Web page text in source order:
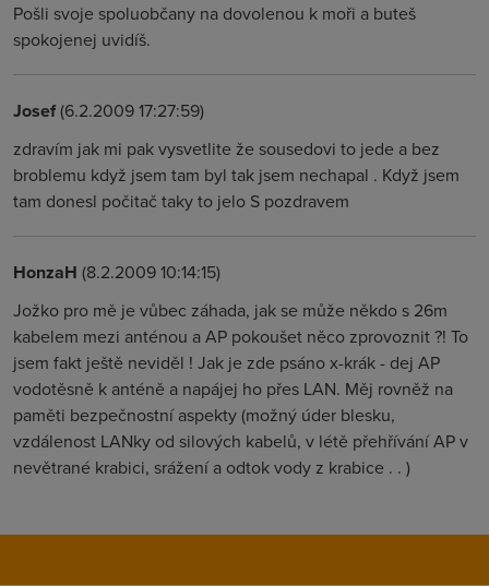
Pošli svoje spoluobčany na dovolenou k moři a buteš
spokojenej uvidíš.
Josef(6.2.2009 17:27:59)
zdravím jak mi pak vysvetlite že sousedovi to jede a bez
broblemu když jsem tam byl tak jsem nechapal . Když jsem
tam donesl počitač taky to jelo S pozdravem
HonzaH (8.2.2009 10:14:15)
Jožko pro mě je vůbec záhada, jak se může někdo s 26m
kabelem mezi anténou a AP pokoušet něco zprovoznit ?! To
jsem fakt ještě neviděl ! Jak je zde psáno x-krák - dej AP
vodotěsně k anténě a napájej ho přes LAN. Měj rovněž na
paměti bezpečnostní aspekty (možný úder blesku,
vzdálenost LANky od silových kabelů, v létě přehřívání AP v
nevětrané krabici, srážení a odtok vody z krabice . . )